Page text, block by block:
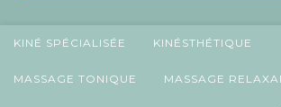
KINÉ SPÉCIALISÉE KINÉSTHÉTIQUE
MASSAGE TONIQUE MASSAGE